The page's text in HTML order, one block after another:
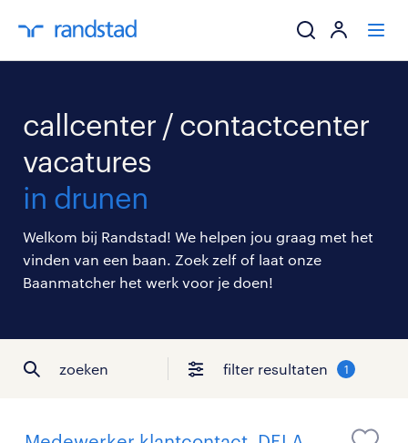
over randstad
callcenter / contactcenter
vacatures
in drunen
Welkom bij Randstad! We helpen jou graag met het
vinden van een baan. Zoek zelf of laat onze
Baanmatcher het werk voor je doen!
zoeken filter resultaten 1